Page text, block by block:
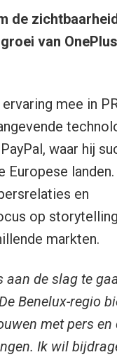
de
van
mee in
waar hij
Europese
en
op
markten.
de slag te
Benelux-regio
met pers
Ik wil